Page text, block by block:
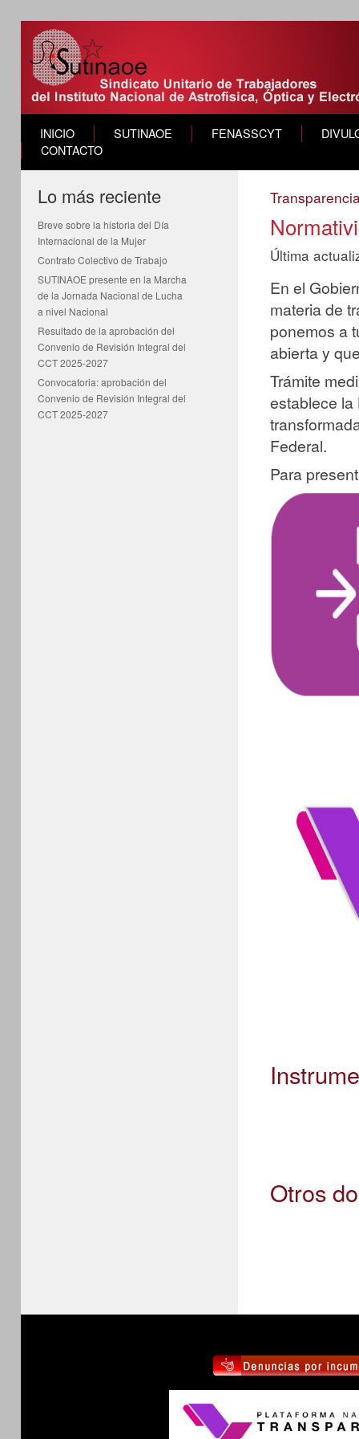
INICIO SUTINAOE FENASSCYT
CONTACTO
Lo más reciente
Breve sobre la historia del Día
Internacional de la Mujer
Contrato Colectivo de Trabajo
SUTINAOE presente en la Marcha
de la Jornada Nacional de Lucha
a nivel Nacional
Resultado de la aprobación del
Convenio de Revisión Integral del
CCT 2025-2027
Convocatoria: aprobación del
Convenio de Revisión Integral del
CCT 2025-2027
Última
En el
materia de
ponemos a
abierta y
Trámite
establece la
Federal.
Para
Otros